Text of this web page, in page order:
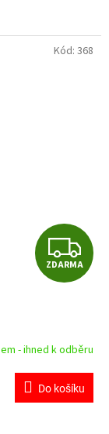
Z
D
R
M
A
ZDARMA
- ihned k odběru
Do košíku
Kód: 368